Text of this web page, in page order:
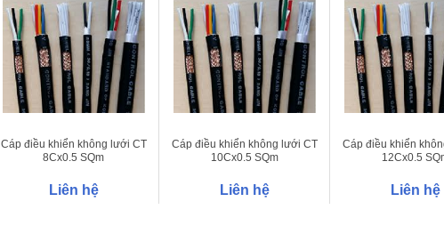
Cáp điều khiển không lưới CT
8Cx0.5 SQm
Liên hệ
Cáp điều khiển không lưới CT
10Cx0.5 SQm
Liên hệ
Cáp điều khiển
12Cx0.5
Liên hệ